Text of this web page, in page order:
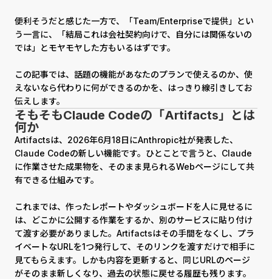
便利そうだと感じた一方で、「Team/Enterpriseで提供」とい
う一言に、「結局これは会社契約向けで、自分には関係ないの
では」とモヤモヤした方もいるはずです。
この記事では、話題の機能があなたのプランで使えるのか、使
えないなら代わりに何ができるのかを、はっきり線引きしてお
伝えします。
そもそもClaude Codeの「Artifacts」とは
何か
Artifactsは、2026年6月18日にAnthropic社が発表した、
Claude Codeの新しい機能です。ひとことで言うと、Claude
に作業させた成果物を、そのまま見られるWebページにして共
有できる仕組みです。
これまでは、作ったレポートやダッシュボードを人に見せるに
は、どこかに公開する作業をするか、別のサービスに貼り付け
て渡す必要がありました。Artifactsはその手間をなくし、プラ
イベートなURLを1つ発行して、そのリンクを渡すだけで相手に
見てもらえます。しかも内容を更新すると、同じURLのページ
がそのまま新しくなり、過去の状態に戻せる履歴も残ります。